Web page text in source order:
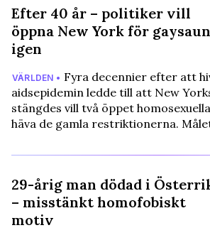
Efter 40 år – politiker vill
öppna New York för
igen
VÄRLDEN • Fyra decennier efter att
aidsepidemin ledde till att New
stängdes vill två öppet
häva de gamla restriktionerna.
29-årig man dödad i
– misstänkt homofobiskt
motiv